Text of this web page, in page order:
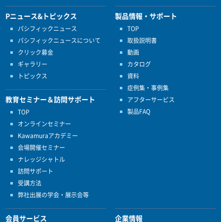
Pニュース&トピックス
パシフィックニュース
パシフィックニュースについて
クリック募金
ギャラリー
トピックス
教育セミナー＆訪問サポート
TOP
オンラインセミナー
Kawamuraアカデミー
会場開催セミナー
ナレッジシャトル
訪問サポート
受講方法
弊社出展の学会・展示会等
製品情報・サポート
TOP
取扱説明書
動画
カタログ
資料
症例集・事例集
アフターサービス
製品FAQ
会員サービス 企業情報